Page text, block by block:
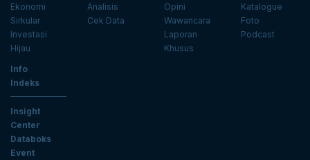
Ekonomi
Sirkular
Investasi
Hijau
Analisis
Cek Data
Opini
Wawancara
Laporan
Khusus
Katalogue
Foto
Podcast
Info
Indeks
Insight
Center
Databoks
Event